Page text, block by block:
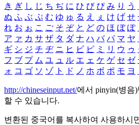
き ぎ し じ ち ぢ に ひ び ぴ み り う
ぬ ふ ぶ ぷ む ゆ ゅ る え ぇ け げ せ
れ お ぉ こ ご そ ぞ と ど の ほ ぼ ぽ
ア ァ カ サ ザ タ ダ ナ ハ バ パ マ ヤ
ギ シ ジ チ ヂ ニ ヒ ビ ピ ミ リ ウ ゥ
フ ブ プ ム ユ ュ ル エ ェ ケ ゲ セ ゼ
ォ コ ゴ ソ ゾ ト ド ノ ホ ボ ポ モ ヨ
http://chineseinput.net/에서 pinyin(병음
할 수 있습니다.
변환된 중국어를 복사하여 사용하시